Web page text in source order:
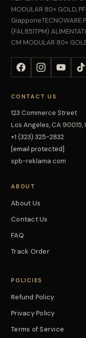
MODULAR 80+ GOLD,
GiapponeTECNOWARE
(FAL851TPM)
CM MODULAR 80+
CONTACT US
123 Commerce Street
Los Angeles, CA 90015,
+1 (323) 325-2832
[email protected]
spb-reklama.com
ABOUT
About Us
Contact Us
FAQ
Track Order
POLICIES
Refund Policy
Privacy Policy
Terms of Service